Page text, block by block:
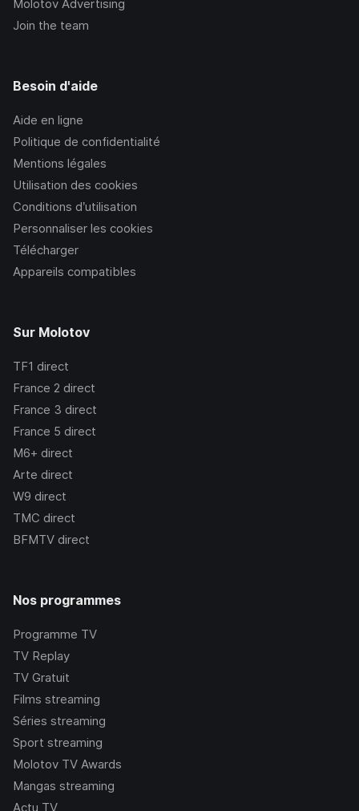
Molotov Advertising
Join the team
Besoin d'aide
Aide en ligne
Politique de confidentialité
Mentions légales
Utilisation des cookies
Conditions d’utilisation
Personnaliser les cookies
Télécharger
Appareils compatibles
Sur Molotov
TF1 direct
France 2 direct
France 3 direct
France 5 direct
M6+ direct
Arte direct
W9 direct
TMC direct
BFMTV direct
Nos programmes
Programme TV
TV Replay
TV Gratuit
Films streaming
Séries streaming
Sport streaming
Molotov TV Awards
Mangas streaming
Actu TV